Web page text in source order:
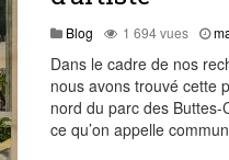
Uckange
était de la Fête
présente le challenge IA
Ouest France – Pourquoi les
Blog 1 694 vues
Dans le cadre de nos
nous avons trouvé cette
nord du parc des
ce qu’on appelle